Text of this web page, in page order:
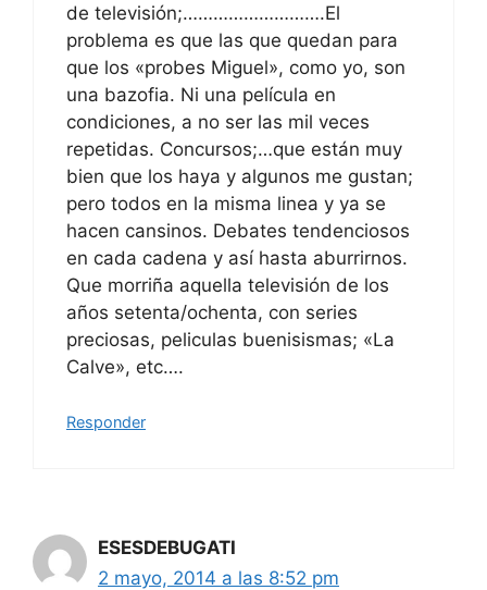
de televisión;……………………….El
problema es que las que quedan para
que los «probes Miguel», como yo, son
una bazofia. Ni una película en
condiciones, a no ser las mil veces
repetidas. Concursos;…que están muy
bien que los haya y algunos me gustan;
pero todos en la misma linea y ya se
hacen cansinos. Debates tendenciosos
en cada cadena y así hasta aburrirnos.
Que morriña aquella televisión de los
años setenta/ochenta, con series
preciosas, peliculas buenisismas; «La
Calve», etc….
Responder
ESESDEBUGATI
2 mayo, 2014 a las 8:52 pm